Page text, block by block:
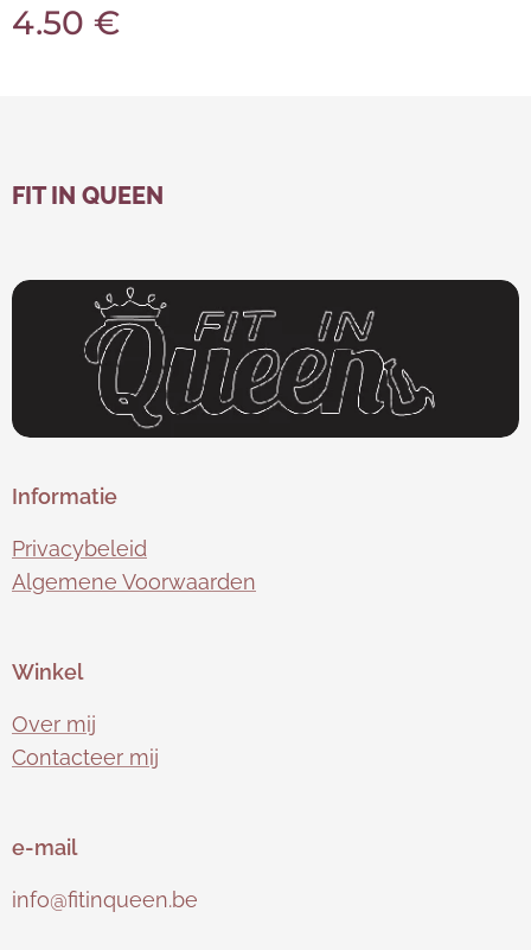
4.50 €
FIT IN QUEEN
Informatie
Privacybeleid
Algemene Voorwaarden
Winkel
Over mij
Contacteer mij
e-mail
info@fitinqueen.be